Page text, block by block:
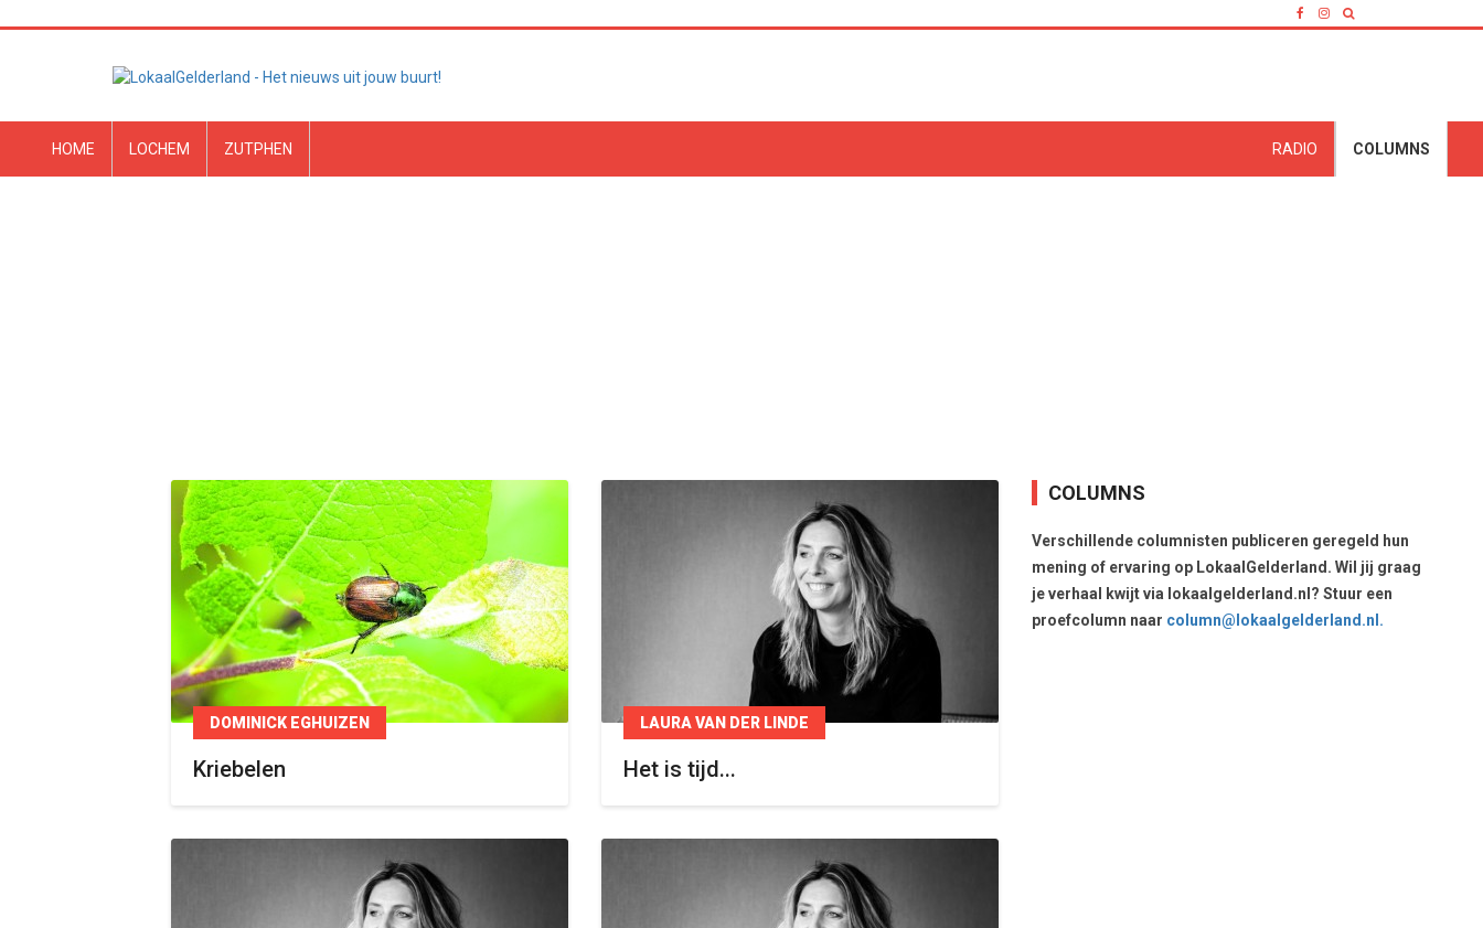
HOME LOCHEM ZUTPHEN COLUMNS
RADIO
DOMINICK EGHUIZEN
Kriebelen
LAURA VAN DER LINDE
Het is tijd...
COLUMNS
Verschillende columnisten publiceren geregeld hun
mening of ervaring op LokaalGelderland. Wil jij graag
je verhaal kwijt via lokaalgelderland.nl? Stuur een
proefcolumn naar column@lokaalgelderland.nl.